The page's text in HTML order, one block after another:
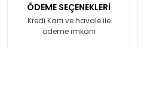
ÖDEME SEÇENEKLERİ
Kredi Kartı ve havale ile
ödeme imkanı